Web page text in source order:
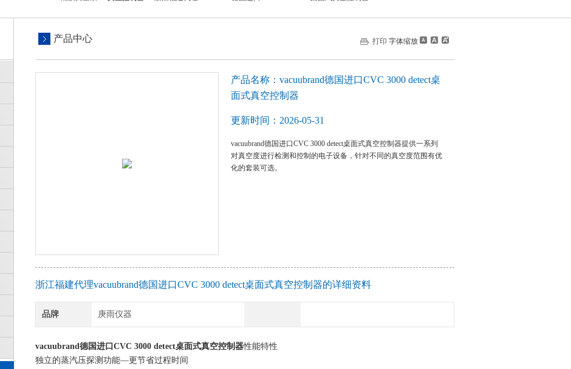
产品中心 打印 字体缩放
产品名称：vacuubrand德国进口CVC 3000 detect桌
面式真空控制器
更新时间：2026-05-31
vacuubrand德国进口CVC 3000 detect桌面式真空控制器提供一系列
对真空度进行检测和控制的电子设备，针对不同的真空度范围有优
化的套装可选。
浙江福建代理vacuubrand德国进口CVC 3000 detect桌面式真空控制器的详细资料
品牌 庚雨仪器
vacuubrand德国进口CVC 3000 detect桌面式真空控制器性能特性
独立的蒸汽压探测功能—更节省过程时间